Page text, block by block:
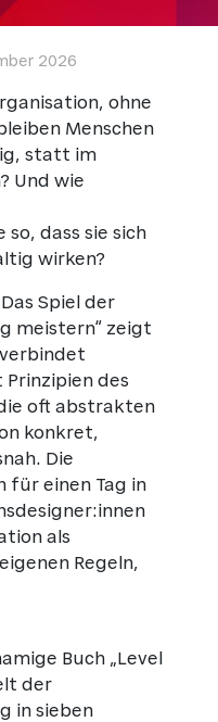
2026
ohne
Menschen
statt im
Und wie
dass sie sich
wirken?
Spiel der
meistern“ zeigt
Prinzipien des
oft abstrakten
konkret,
Die
für einen Tag in
als
Regeln,
Buch „Level
der
in sieben